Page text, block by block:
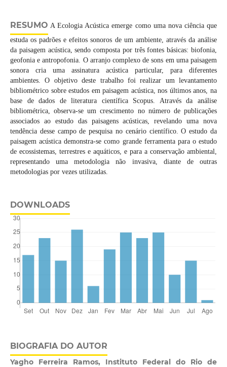
RESUMO A Ecologia Acústica emerge como uma nova ciência que
estuda os padrões e efeitos sonoros de um ambiente, através da análise
da paisagem acústica, sendo composta por três fontes básicas: biofonia,
geofonia e antropofonia. O arranjo complexo de sons em uma paisagem
sonora cria uma assinatura acústica particular, para diferentes
ambientes. O objetivo deste trabalho foi realizar um levantamento
bibliométrico sobre estudos em paisagem acústica, nos últimos anos, na
base de dados de literatura científica Scopus. Através da análise
bibliométrica, observa-se um crescimento no número de publicações
associados ao estudo das paisagens acústicas, revelando uma nova
tendência desse campo de pesquisa no cenário científico. O estudo da
paisagem acústica demonstra-se como grande ferramenta para o estudo
de ecossistemas, terrestres e aquáticos, e para a conservação ambiental,
representando uma metodologia não invasiva, diante de outras
metodologias por vezes utilizadas.
DOWNLOADS
BIOGRAFIA DO AUTOR
Yagho Ferreira Ramos, Instituto Federal do Rio de